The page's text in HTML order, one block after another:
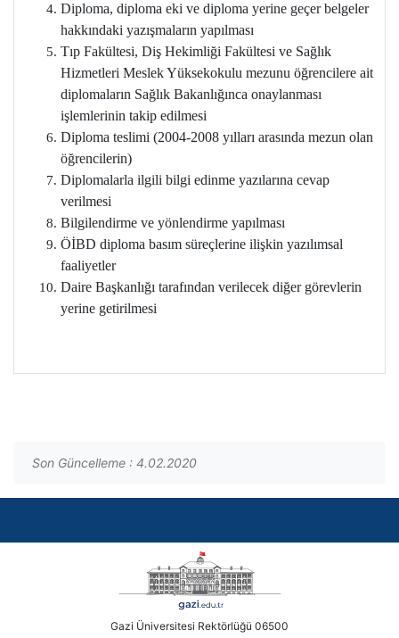
Diploma, diploma eki ve diploma yerine geçer belgeler
hakkındaki yazışmaların yapılması
Tıp Fakültesi, Diş Hekimliği Fakültesi ve Sağlık
Hizmetleri Meslek Yüksekokulu mezunu öğrencilere ait
diplomaların Sağlık Bakanlığınca onaylanması
işlemlerinin takip edilmesi
Diploma teslimi (2004-2008 yılları arasında mezun olan
öğrencilerin)
Diplomalarla ilgili bilgi edinme yazılarına cevap
verilmesi
Bilgilendirme ve yönlendirme yapılması
ÖİBD diploma basım süreçlerine ilişkin yazılımsal
faaliyetler
Daire Başkanlığı tarafından verilecek diğer görevlerin
yerine getirilmesi
Son Güncelleme : 4.02.2020
Gazi Üniversitesi Rektörlüğü 06500